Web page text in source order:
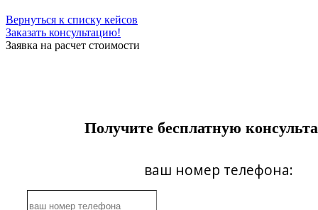
Вернуться к списку кейсов
Заказать консультацию!
Заявка на расчет стоимости
Получите бесплатную
ваш номер телефона: